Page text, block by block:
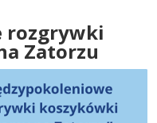
rozgrywki
Zatorzu